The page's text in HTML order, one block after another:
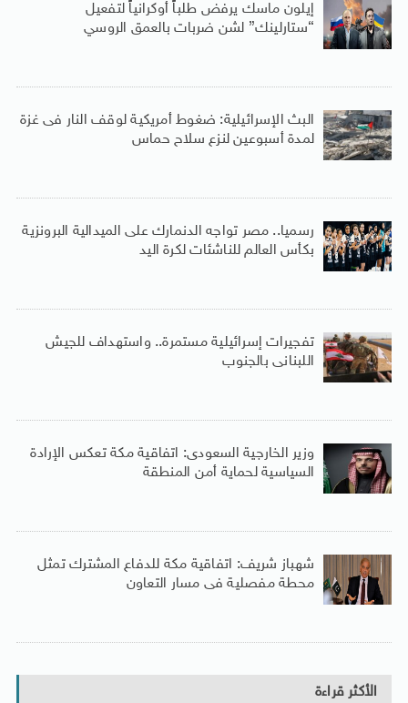
إيلون ماسك يرفض طلباً أوكرانياً لتفعيل
“ستارلينك” لشن ضربات بالعمق الروسي
البث الإسرائيلية: ضغوط أمريكية لوقف النار فى غزة
لمدة أسبوعين لنزع سلاح حماس
رسميا.. مصر تواجه الدنمارك على الميدالية البرونزية
بكأس العالم للناشئات لكرة اليد
تفجيرات إسرائيلية مستمرة.. واستهداف للجيش
اللبنانى بالجنوب
وزير الخارجية السعودى: اتفاقية مكة تعكس الإرادة
السياسية لحماية أمن المنطقة
شهباز شريف: اتفاقية مكة للدفاع المشترك تمثل
محطة مفصلية فى مسار التعاون
الأكثر قراءة